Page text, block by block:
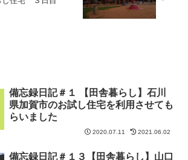
備忘録日記＃１ 【田舎暮らし】石川
県加賀市のお試し住宅を利用させても
らいました
2020.07.11 2021.06.02
備忘録日記＃１３【田舎暮らし】山口